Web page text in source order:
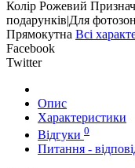
Колір Рожевий
подарунків|Для
Прямокутна Всі
Facebook
Twitter
Опис
Характеристики
Відгуки 0
Питання -